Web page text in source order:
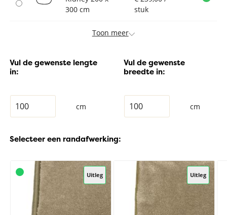
300 cm
stuk
Toon meer
Vul de gewenste lengte
in:
cm
Vul de gewenste
breedte in:
cm
Selecteer een randafwerking:
Uitleg Uitleg